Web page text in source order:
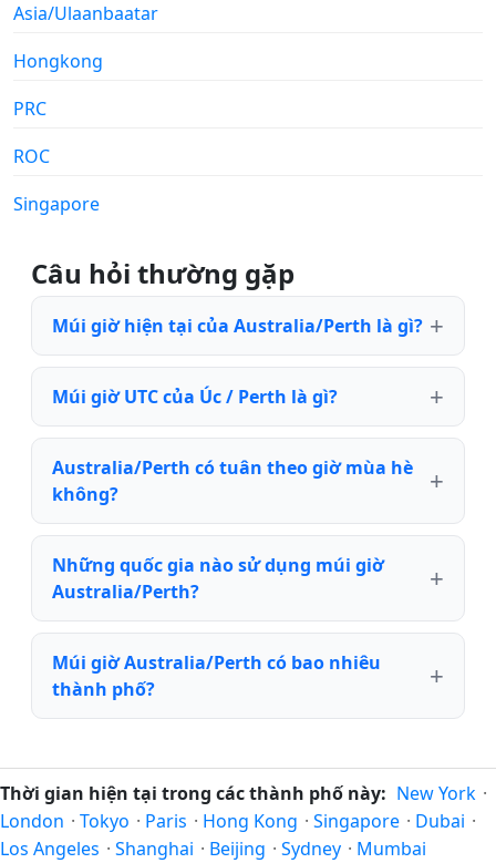
Asia/Ulaanbaatar
Hongkong
PRC
ROC
Singapore
Câu hỏi thường gặp
Múi giờ hiện tại của Australia/Perth là gì?
Múi giờ UTC của Úc / Perth là gì?
Australia/Perth có tuân theo giờ mùa hè
không?
Những quốc gia nào sử dụng múi giờ
Australia/Perth?
Múi giờ Australia/Perth có bao nhiêu
thành phố?
Thời gian hiện tại trong các thành phố này: New York ·
London · Tokyo · Paris · Hong Kong · Singapore · Dubai ·
Los Angeles · Shanghai · Beijing · Sydney · Mumbai